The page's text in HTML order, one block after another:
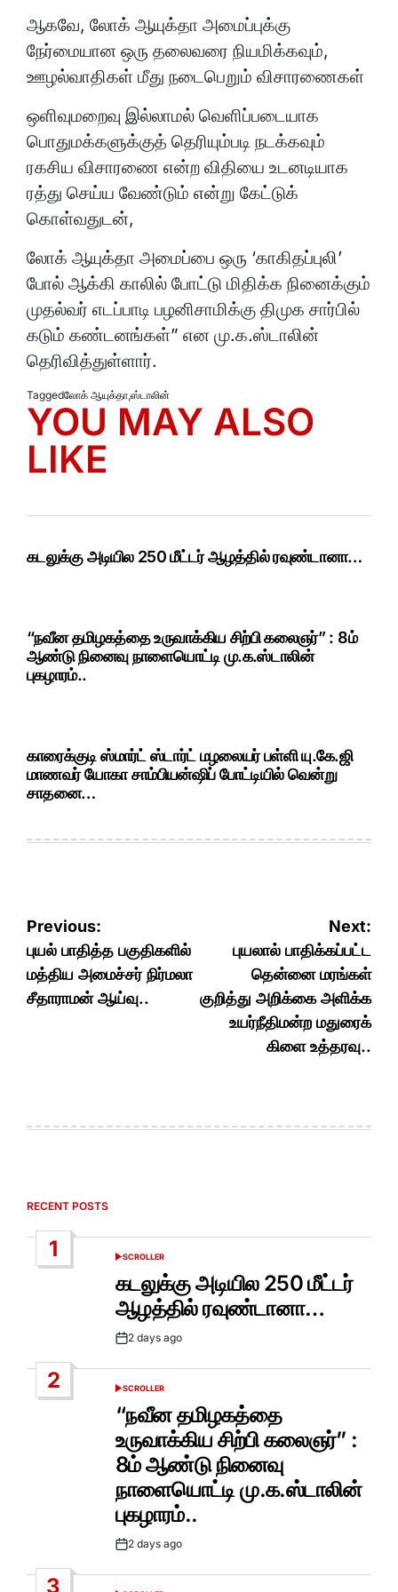
ஆகவே, லோக் ஆயுக்தா அமைப்புக்கு
நேர்மையான ஒரு தலைவரை நியமிக்கவும்,
ஊழல்வாதிகள் மீது நடைபெறும் விசாரணைகள்
ஒளிவுமறைவு இல்லாமல் வெளிப்படையாக
பொதுமக்களுக்குத் தெரியும்படி நடக்கவும்
ரகசிய விசாரணை என்ற விதியை உடனடியாக
ரத்து செய்ய வேண்டும் என்று கேட்டுக்
கொள்வதுடன்,
லோக் ஆயுக்தா அமைப்பை ஒரு ‘காகிதப்புலி’
போல் ஆக்கி காலில் போட்டு மிதிக்க நினைக்கும்
முதல்வர் எடப்பாடி பழனிசாமிக்கு திமுக சார்பில்
கடும் கண்டனங்கள்” என மு.க.ஸ்டாலின்
தெரிவித்துள்ளார்.
Taggedலோக் ஆயுக்தா,ஸ்டாலின்
YOU MAY ALSO
LIKE
கடலுக்கு அடியில 250 மீட்டர் ஆழத்தில் ரவுண்டானா…
“நவீன தமிழகத்தை உருவாக்கிய சிற்பி கலைஞர்” : 8ம்
ஆண்டு நினைவு நாளையொட்டி மு.க.ஸ்டாலின்
புகழாரம்..
காரைக்குடி ஸ்மார்ட் ஸ்டார்ட் மழலையர் பள்ளி யு.கே.ஜி
மாணவர் யோகா சாம்பியன்ஷிப் போட்டியில் வென்று
சாதனை…
Post
navigation
Previous:
புயல் பாதித்த பகுதிகளில்
மத்திய அமைச்சர் நிர்மலா
சீதாராமன் ஆய்வு..
Next:
புயலால் பாதிக்கப்பட்ட
தென்னை மரங்கள்
குறித்து அறிக்கை அளிக்க
உயர்நீதிமன்ற மதுரைக்
கிளை உத்தரவு..
RECENT POSTS
1
POSTED
SCROLLER
கடலுக்கு அடியில 250 மீட்டர்
ஆழத்தில் ரவுண்டானா…
Post2 days ago
2
POSTED
IN
SCROLLER
“நவீன தமிழகத்தை
உருவாக்கிய சிற்பி கலைஞர்” :
8ம் ஆண்டு நினைவு
நாளையொட்டி மு.க.ஸ்டாலின்
புகழாரம்..
Post2 days ago
3